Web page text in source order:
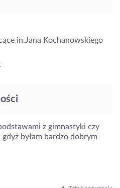
in.Jana Kochanowskiego
z gimnastyki czy
byłam bardzo dobrym